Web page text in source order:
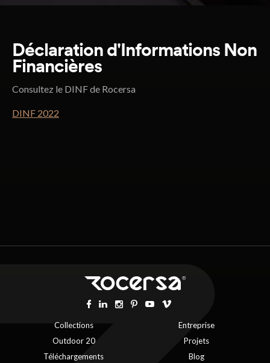
Déclaration d'Informations Non
Financières
Consultez le DINF de Rocersa
DINF 2022
Collections
Outdoor 20
Téléchargements
Entreprise
Projets
Blog